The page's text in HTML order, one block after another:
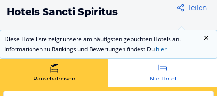
Hotels Sancti Spiritus Teilen
Diese Hotelliste zeigt unsere am häufigsten gebuchten Hotels an.
Informationen zu Rankings und Bewertungen findest Du hier
Pauschalreisen Nur Hotel